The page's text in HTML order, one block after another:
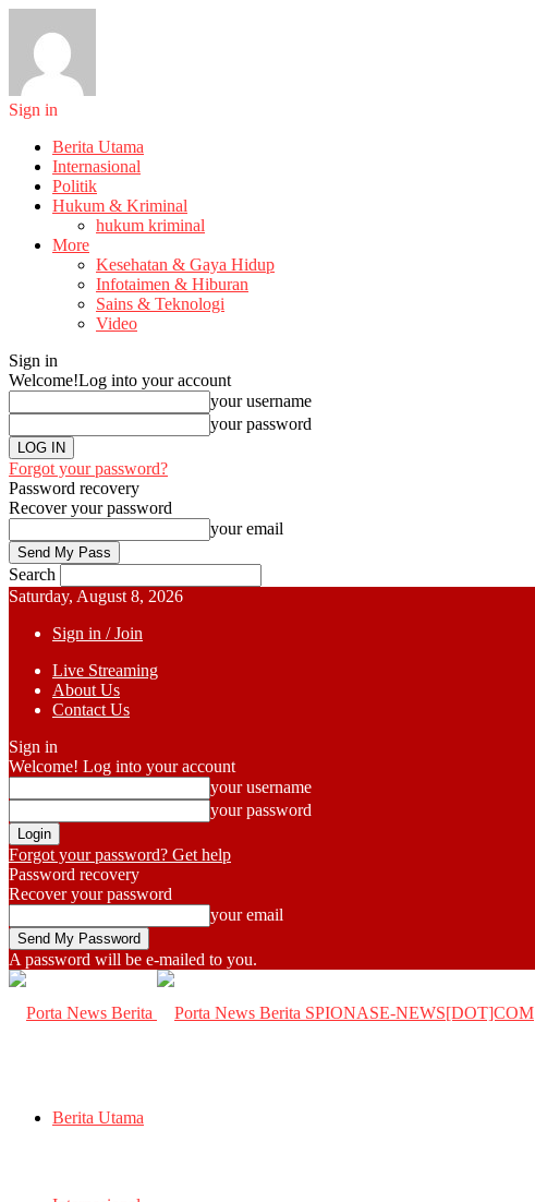
Sign in
Berita Utama
Internasional
Politik
Hukum & Kriminal
hukum kriminal
More
Kesehatan & Gaya Hidup
Infotaimen & Hiburan
Sains & Teknologi
Video
Sign in
Welcome!Log into your account
your username
your password
Forgot your password?
Password recovery
Recover your password
your email
Search
Saturday, August 8, 2026
Sign in / Join
Live Streaming
About Us
Contact Us
Sign in
Welcome! Log into your account
your username
your password
Forgot your password? Get help
Password recovery
Recover your password
your email
A password will be e-mailed to you.
SPIONASE-NEWS[DOT]COM
Berita Utama